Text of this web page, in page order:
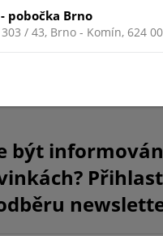
být
- pobočka Brno
/ 43, Brno - Komín, 624 00